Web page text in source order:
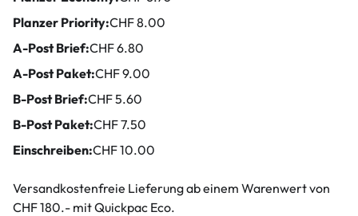
Planzer Priority:CHF 8.00
A-Post Brief:CHF 6.80
A-Post Paket:CHF 9.00
B-Post Brief:CHF 5.60
B-Post Paket:CHF 7.50
Einschreiben:CHF 10.00
Versandkostenfreie Lieferung ab einem Warenwert von
CHF 180.- mit Quickpac Eco.